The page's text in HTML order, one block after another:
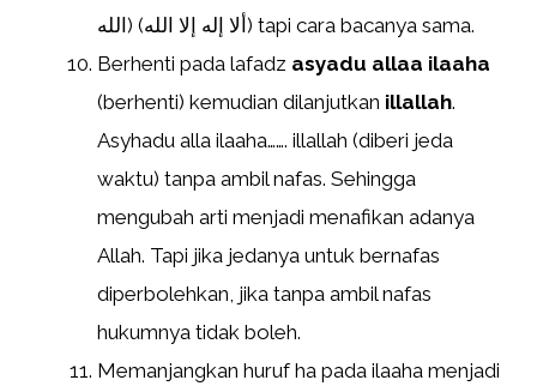
الله) (ألا إله إلا الله) tapi cara bacanya sama.
Berhenti pada lafadz asyadu allaa ilaaha
(berhenti) kemudian dilanjutkan illallah.
Asyhadu alla ilaaha……. illallah (diberi jeda
waktu) tanpa ambil nafas. Sehingga
mengubah arti menjadi menafikan adanya
Allah. Tapi jika jedanya untuk bernafas
diperbolehkan, jika tanpa ambil nafas
hukumnya tidak boleh.
Memanjangkan huruf ha pada ilaaha menjadi